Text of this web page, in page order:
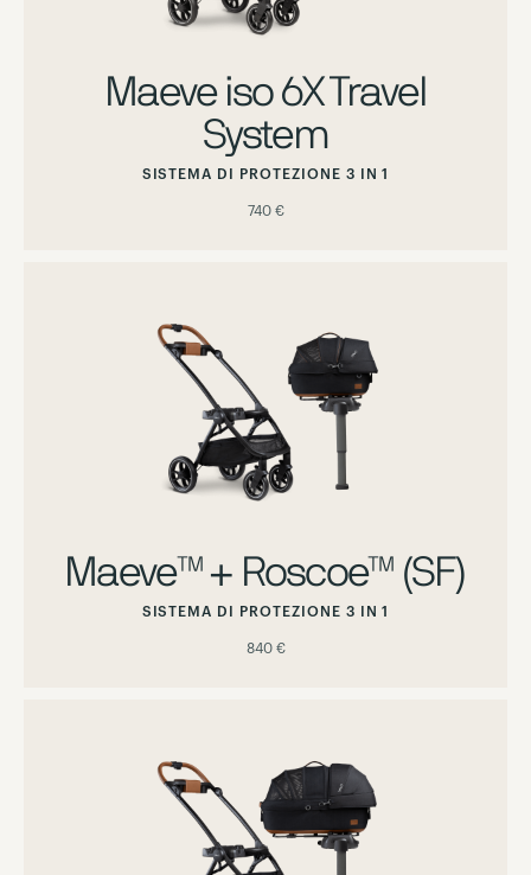
Maeve iso 6X Travel
System
SISTEMA DI PROTEZIONE 3 IN 1
740 €
Maeve™ + Roscoe™ (SF)
SISTEMA DI PROTEZIONE 3 IN 1
840 €